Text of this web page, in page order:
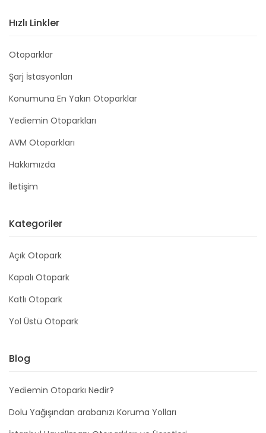
Hızlı Linkler
Otoparklar
Şarj İstasyonları
Konumuna En Yakın Otoparklar
Yediemin Otoparkları
AVM Otoparkları
Hakkımızda
İletişim
Kategoriler
Açık Otopark
Kapalı Otopark
Katlı Otopark
Yol Üstü Otopark
Blog
Yediemin Otoparkı Nedir?
Dolu Yağışından arabanızı Koruma Yolları